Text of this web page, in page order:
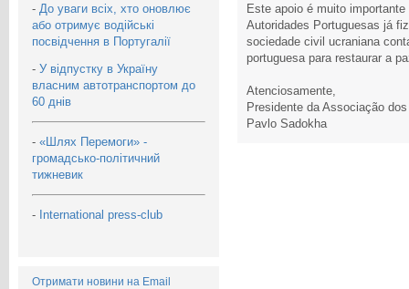
- До уваги всіх, хто оновлює
або отримує водійські
посвідчення в Португалії
- У відпустку в Україну
власним автотранспортом до
60 днів
- «Шлях Перемоги» -
громадсько-політичний
тижневик
- International press-club
Отримати новини на Email
Este apoio é muito
Autoridades Portuguesas já
sociedade civil ucraniana
portuguesa para restaurar a
Atenciosamente,
Presidente da Associação
Pavlo Sadokha